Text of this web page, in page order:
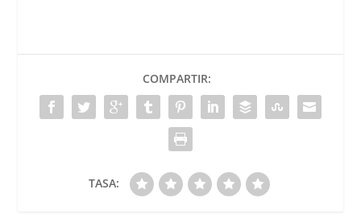
COMPARTIR:
TASA: